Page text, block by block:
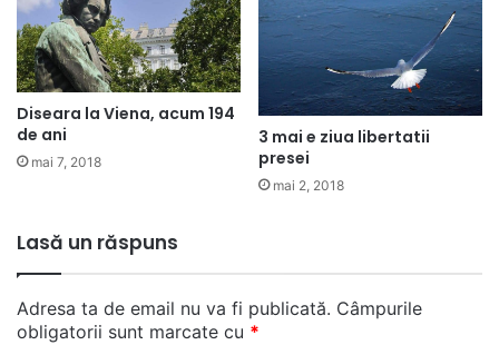
Diseara la Viena, acum 194
de ani
mai 7, 2018
3 mai e ziua libertatii
presei
mai 2, 2018
Lasă un răspuns
Adresa ta de email nu va fi publicată. Câmpurile
obligatorii sunt marcate cu *